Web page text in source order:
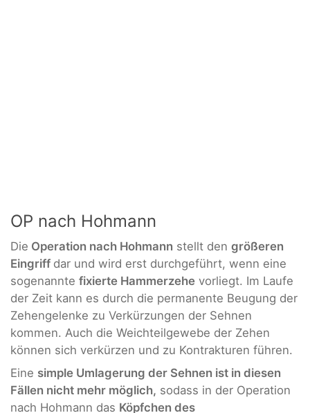
OP nach Hohmann
Die Operation nach Hohmann stellt den größeren
Eingriff dar und wird erst durchgeführt, wenn eine
sogenannte fixierte Hammerzehe vorliegt. Im Laufe
der Zeit kann es durch die permanente Beugung der
Zehengelenke zu Verkürzungen der Sehnen
kommen. Auch die Weichteilgewebe der Zehen
können sich verkürzen und zu Kontrakturen führen.
Eine simple Umlagerung der Sehnen ist in diesen
Fällen nicht mehr möglich, sodass in der Operation
nach Hohmann das Köpfchen des